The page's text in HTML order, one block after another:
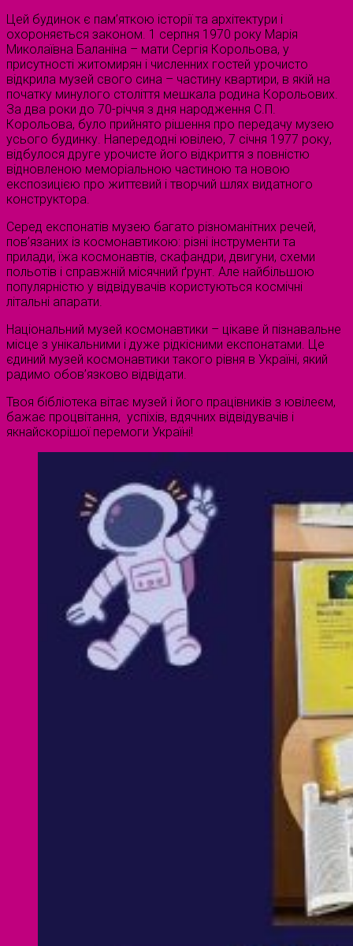
Цей будинок є пам’яткою історії та архітектури і
охороняється законом. 1 серпня 1970 року Марія
Миколаївна Баланіна – мати Сергія Корольова, у
присутності житомирян і численних гостей урочисто
відкрила музей свого сина – частину квартири, в якій на
початку минулого століття мешкала родина Корольових.
За два роки до 70-річчя з дня народження С.П.
Корольова, було прийнято рішення про передачу музею
усього будинку. Напередодні ювілею, 7 січня 1977 року,
відбулося друге урочисте його відкриття з повністю
відновленою меморіальною частиною та новою
експозицією про життєвий і творчий шлях видатного
конструктора.
Серед експонатів музею багато різноманітних речей,
пов’язаних із космонавтикою: різні інструменти та
прилади, їжа космонавтів, скафандри, двигуни, схеми
польотів і справжній місячний ґрунт. Але найбільшою
популярністю у відвідувачів користуються космічні
літальні апарати.
Національний музей космонавтики – цікаве й пізнавальне
місце з унікальними і дуже рідкісними експонатами. Це
єдиний музей космонавтики такого рівня в Україні, який
радимо обов’язково відвідати.
Твоя бібліотека вітає музей і його працівників з ювілеєм,
бажає процвітання, успіхів, вдячних відвідувачів і
якнайскорішої перемоги Україні!